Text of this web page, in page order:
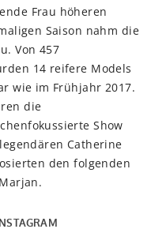
Frau höheren
Saison nahm die
Von 457
14 reifere Models
wie im Frühjahr 2017.
die
Show
Catherine
den folgenden